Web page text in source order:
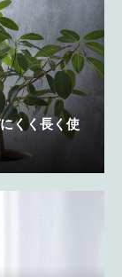
くく長く使